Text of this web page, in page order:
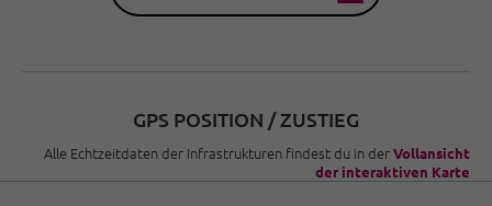
GPS POSITION / ZUSTIEG
Alle Echtzeitdaten der Infrastrukturen findest du in derVollansicht
der interaktiven Karte